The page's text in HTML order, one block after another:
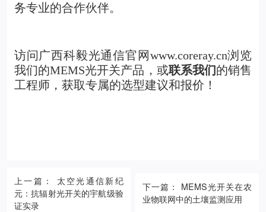
务专业的合作伙伴。
访问广西科毅光通信官网www.coreray.cn浏览
我们的MEMS光开关产品 ，或联系我们的销售
工程师，获取专属的选型建议和报价！
上一篇： 太空光通信新纪
元：抗辐射光开关的宇航级验
证实录
下一篇： MEMS光开关在农
业物联网中的土壤监测应用